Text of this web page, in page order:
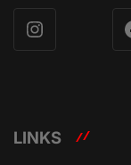
Instagram
LINKS